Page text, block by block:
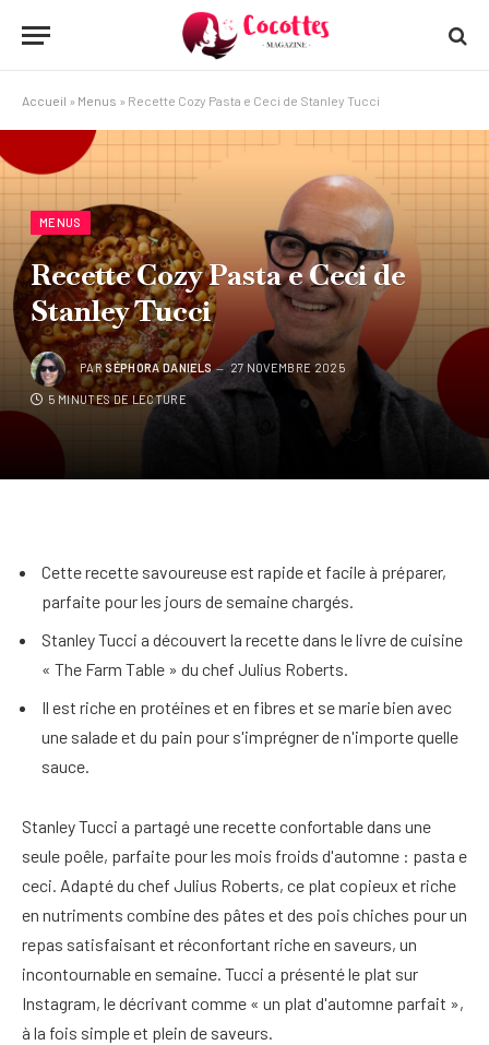
Accueil » Menus » Recette Cozy Pasta e Ceci de Stanley Tucci
MENUS
Recette Cozy Pasta e Ceci de
Stanley Tucci
PARSÉPHORA DANIELS 27 NOVEMBRE 2025
5 MINUTES DE LECTURE
Cette recette savoureuse est rapide et facile à préparer,
parfaite pour les jours de semaine chargés.
Stanley Tucci a découvert la recette dans le livre de cuisine
« The Farm Table » du chef Julius Roberts.
Il est riche en protéines et en fibres et se marie bien avec
une salade et du pain pour s'imprégner de n'importe quelle
sauce.
Stanley Tucci a partagé une recette confortable dans une
seule poêle, parfaite pour les mois froids d'automne : pasta e
ceci. Adapté du chef Julius Roberts, ce plat copieux et riche
en nutriments combine des pâtes et des pois chiches pour un
repas satisfaisant et réconfortant riche en saveurs, un
incontournable en semaine. Tucci a présenté le plat sur
Instagram, le décrivant comme « un plat d'automne parfait »,
à la fois simple et plein de saveurs.